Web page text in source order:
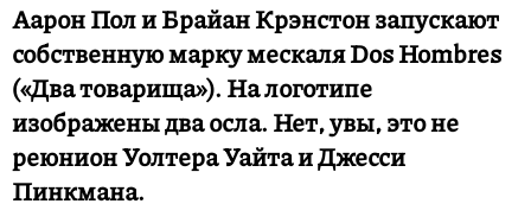
Аарон Пол и Брайан Крэнстон запускают
собственную марку мескаля Dos Hombres
(«Два товарища»). На логотипе
изображены два осла. Нет, увы, это не
реюнион Уолтера Уайта и Джесси
Пинкмана.